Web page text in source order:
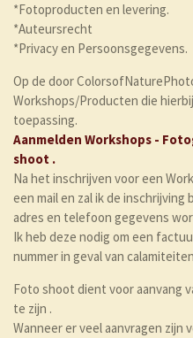
*Fotoproducten en levering.
*Auteursrecht
*Privacy en Persoonsgegevens.
Op de door
Workshops/Producten die
toepassing.
Aanmelden Workshops -
shoot .
Na het inschrijven voor een
een mail en zal ik de
adres en telefoon gegevens
Ik heb deze nodig om een
nummer in geval van
Foto shoot dient voor aanvang
te zijn .
Wanneer er veel aanvragen zijn